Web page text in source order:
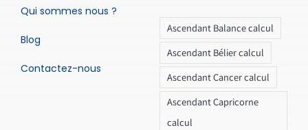
Qui sommes nous ?
Blog
Contactez-nous
Ascendant Balance calcul
Ascendant Bélier calcul
Ascendant Cancer calcul
Ascendant Capricorne
calcul